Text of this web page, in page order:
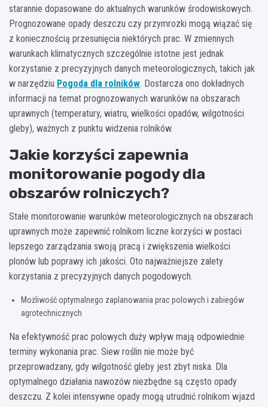
starannie dopasowane do aktualnych warunków środowiskowych.
Prognozowane opady deszczu czy przymrozki mogą wiązać się
z koniecznością przesunięcia niektórych prac. W zmiennych
warunkach klimatycznych szczególnie istotne jest jednak
korzystanie z precyzyjnych danych meteorologicznych, takich jak
w narzędziu Pogoda dla rolników. Dostarcza ono dokładnych
informacji na temat prognozowanych warunków na obszarach
uprawnych (temperatury, wiatru, wielkości opadów, wilgotności
gleby), ważnych z punktu widzenia rolników.
Jakie korzyści zapewnia
monitorowanie pogody dla
obszarów rolniczych?
Stałe monitorowanie warunków meteorologicznych na obszarach
uprawnych może zapewnić rolnikom liczne korzyści w postaci
lepszego zarządzania swoją pracą i zwiększenia wielkości
plonów lub poprawy ich jakości. Oto najważniejsze zalety
korzystania z precyzyjnych danych pogodowych.
Możliwość optymalnego zaplanowania prac polowych i zabiegów
agrotechnicznych
Na efektywność prac polowych duży wpływ mają odpowiednie
terminy wykonania prac. Siew roślin nie może być
przeprowadzany, gdy wilgotność gleby jest zbyt niska. Dla
optymalnego działania nawozów niezbędne są często opady
deszczu. Z kolei intensywne opady mogą utrudnić rolnikom wjazd